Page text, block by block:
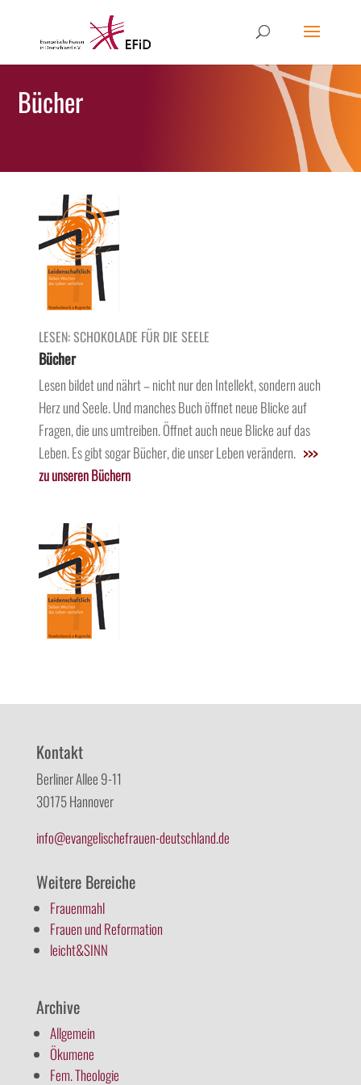
Bücher
LESEN: SCHOKOLADE FÜR DIE SEELE
Bücher
Lesen bildet und nährt – nicht nur den Intellekt, sondern auch
Herz und Seele. Und manches Buch öffnet neue Blicke auf
Fragen, die uns umtreiben. Öffnet auch neue Blicke auf das
Leben. Es gibt sogar Bücher, die unser Leben verändern. >>>
zu unseren Büchern
Kontakt
Berliner Allee 9-11
30175 Hannover
info@evangelischefrauen-deutschland.de
Weitere Bereiche
Frauenmahl
Frauen und Reformation
leicht&SINN
Archive
Allgemein
Ökumene
Fem. Theologie